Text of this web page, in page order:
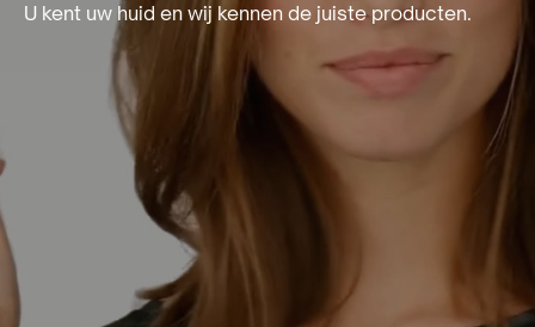
U kent uw huid en wij kennen de juiste producten.